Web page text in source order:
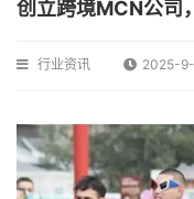
创立跨境MCN公司
行业资讯 2025-